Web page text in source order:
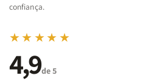
confiança.
★★★★★
4,9de 5